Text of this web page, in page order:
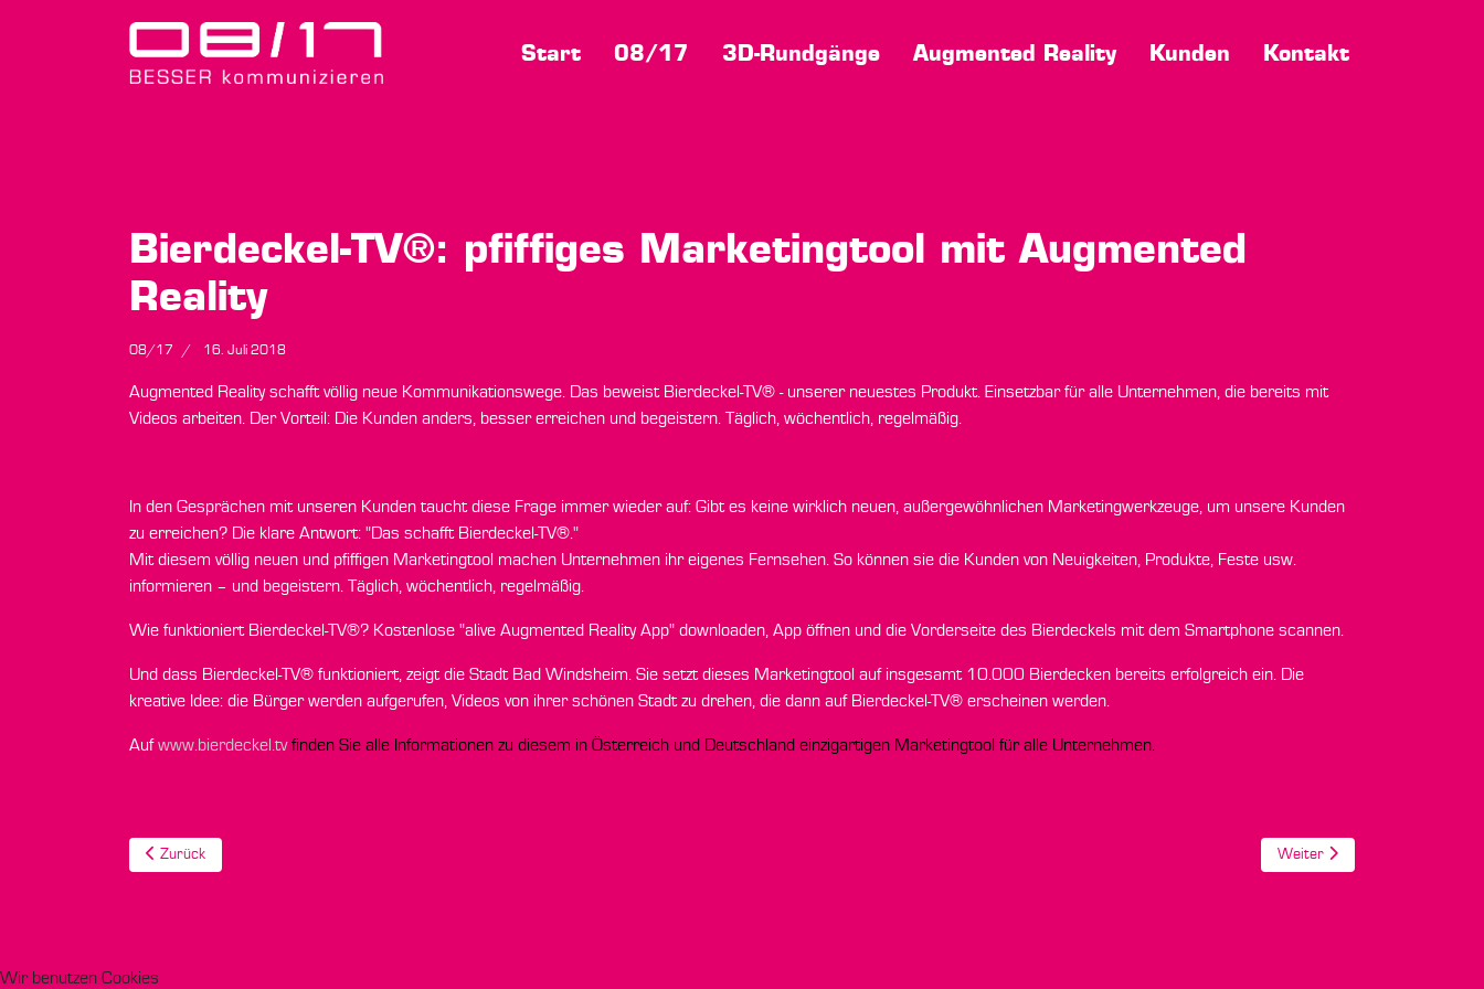
Start 08/17 3D-Rundgänge Augmented Reality Kunden Kontakt
Bierdeckel-TV®: pfiffiges Marketingtool mit Augmented
Reality
08/17 16. Juli 2018
Augmented Reality schafft völlig neue Kommunikationswege. Das beweist Bierdeckel-TV® - unserer neuestes Produkt. Einsetzbar für alle Unternehmen, die bereits mit
Videos arbeiten. Der Vorteil: Die Kunden anders, besser erreichen und begeistern. Täglich, wöchentlich, regelmäßig.
In den Gesprächen mit unseren Kunden taucht diese Frage immer wieder auf: Gibt es keine wirklich neuen, außergewöhnlichen Marketingwerkzeuge, um unsere Kunden
zu erreichen? Die klare Antwort: "Das schafft Bierdeckel-TV®."
Mit diesem völlig neuen und pfiffigen Marketingtool machen Unternehmen ihr eigenes Fernsehen. So können sie die Kunden von Neuigkeiten, Produkte, Feste usw.
informieren – und begeistern. Täglich, wöchentlich, regelmäßig.
Wie funktioniert Bierdeckel-TV®? Kostenlose "alive Augmented Reality App" downloaden, App öffnen und die Vorderseite des Bierdeckels mit dem Smartphone scannen.
Und dass Bierdeckel-TV® funktioniert, zeigt die Stadt Bad Windsheim. Sie setzt dieses Marketingtool auf insgesamt 10.000 Bierdecken bereits erfolgreich ein. Die
kreative Idee: die Bürger werden aufgerufen, Videos von ihrer schönen Stadt zu drehen, die dann auf Bierdeckel-TV® erscheinen werden.
Aufwww.bierdeckel.tvfinden Sie alle Informationen zu diesem in Österreich und Deutschland einzigartigen Marketingtool für alle Unternehmen.
Vorheriger Beitrag: Augmented Reality: "Sprechende Einladung" 25 Jahre Techno-Z-Braunau
Zurück Nächster Beitrag: ARamba
Weiter
Wir benutzen Cookies